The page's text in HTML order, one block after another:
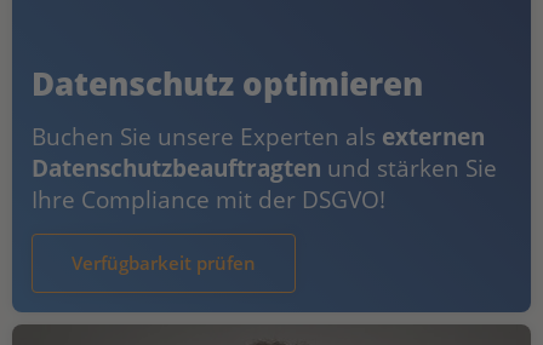
Datenschutz optimieren
Buchen Sie unsere Experten als externen
Datenschutzbeauftragten und stärken Sie
Ihre Compliance mit der DSGVO!
Verfügbarkeit prüfen